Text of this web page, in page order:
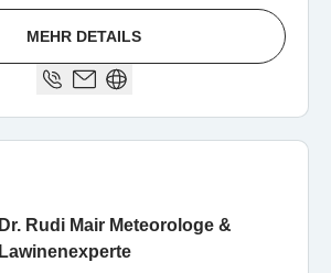
MEHR DETAILS
Dr. Rudi Mair Meteorologe &
Lawinenexperte